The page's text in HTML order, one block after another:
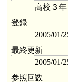
高校３
登録
2005/01/
最終更新
2005/01/
参照回数